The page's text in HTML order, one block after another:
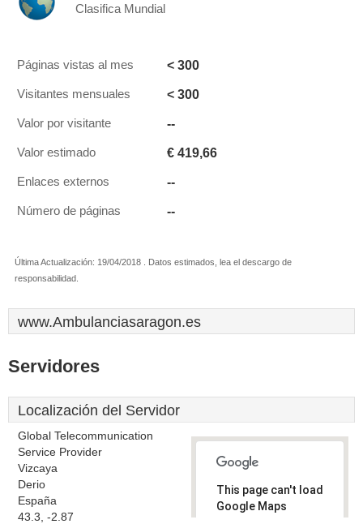
Clasifica Mundial
Páginas vistas al mes < 300
Visitantes mensuales < 300
Valor por visitante --
Valor estimado € 419,66
Enlaces externos --
Número de páginas --
Última Actualización: 19/04/2018 . Datos estimados, lea el descargo de
responsabilidad.
www.Ambulanciasaragon.es
Servidores
Localización del Servidor
Global Telecommunication
Service Provider
Vizcaya
Derio
España
43.3, -2.87
This page can't load
Google Maps